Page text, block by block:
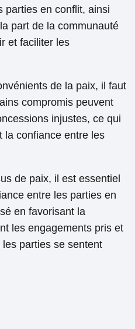
parties en conflit, ainsi
part de la communauté
et faciliter les
de la paix, il faut
compromis peuvent
injustes, ce qui
la confiance entre les
de paix, il est essentiel
entre les parties en
en favorisant la
les engagements pris et
parties se sentent